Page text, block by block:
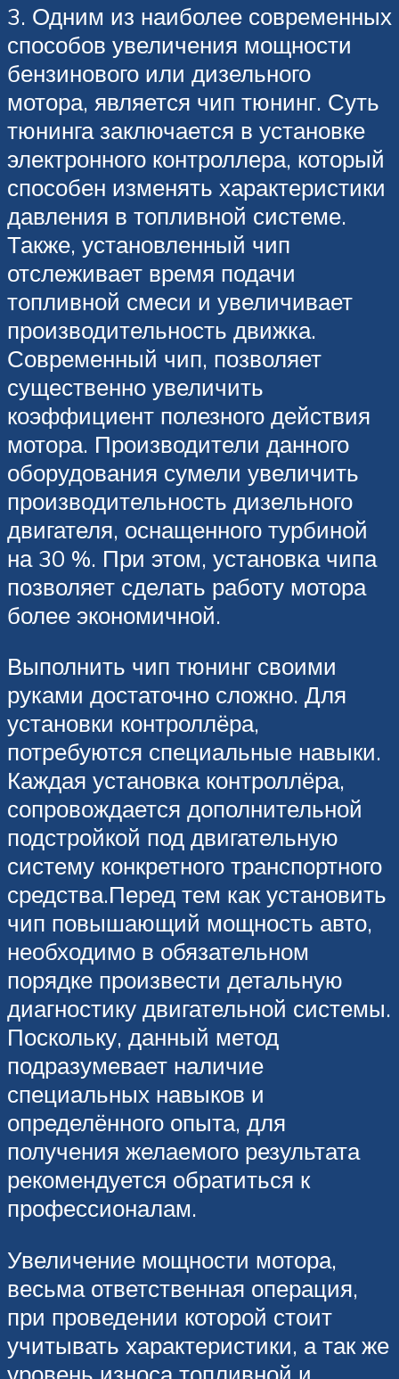
3. Одним из наиболее современных
способов увеличения мощности
бензинового или дизельного
мотора, является чип тюнинг. Суть
тюнинга заключается в установке
электронного контроллера, который
способен изменять характеристики
давления в топливной системе.
Также, установленный чип
отслеживает время подачи
топливной смеси и увеличивает
производительность движка.
Современный чип, позволяет
существенно увеличить
коэффициент полезного действия
мотора. Производители данного
оборудования сумели увеличить
производительность дизельного
двигателя, оснащенного турбиной
на 30 %. При этом, установка чипа
позволяет сделать работу мотора
более экономичной.
Выполнить чип тюнинг своими
руками достаточно сложно. Для
установки контроллёра,
потребуются специальные навыки.
Каждая установка контроллёра,
сопровождается дополнительной
подстройкой под двигательную
систему конкретного транспортного
средства.Перед тем как установить
чип повышающий мощность авто,
необходимо в обязательном
порядке произвести детальную
диагностику двигательной системы.
Поскольку, данный метод
подразумевает наличие
специальных навыков и
определённого опыта, для
получения желаемого результата
рекомендуется обратиться к
профессионалам.
Увеличение мощности мотора,
весьма ответственная операция,
при проведении которой стоит
учитывать характеристики, а так же